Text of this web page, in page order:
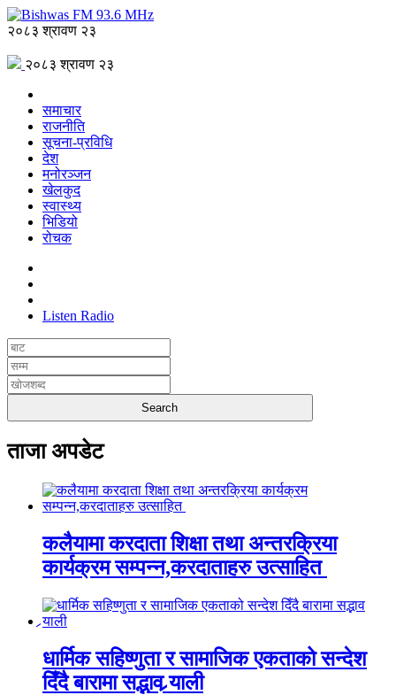
२०८३ श्रावण २३
२०८३ श्रावण २३
समाचार
राजनीति
सूचना-प्रविधि
देश
मनोरञ्जन
खेलकुद
स्वास्थ्य
भिडियो
रोचक
Listen Radio
ताजा अपडेट
कलैयामा करदाता शिक्षा तथा अन्तरक्रिया
कार्यक्रम सम्पन्न,करदाताहरु उत्साहित
धार्मिक सहिष्णुता र सामाजिक एकताको सन्देश
दिँदै बारामा सद्भाव र्‍याली